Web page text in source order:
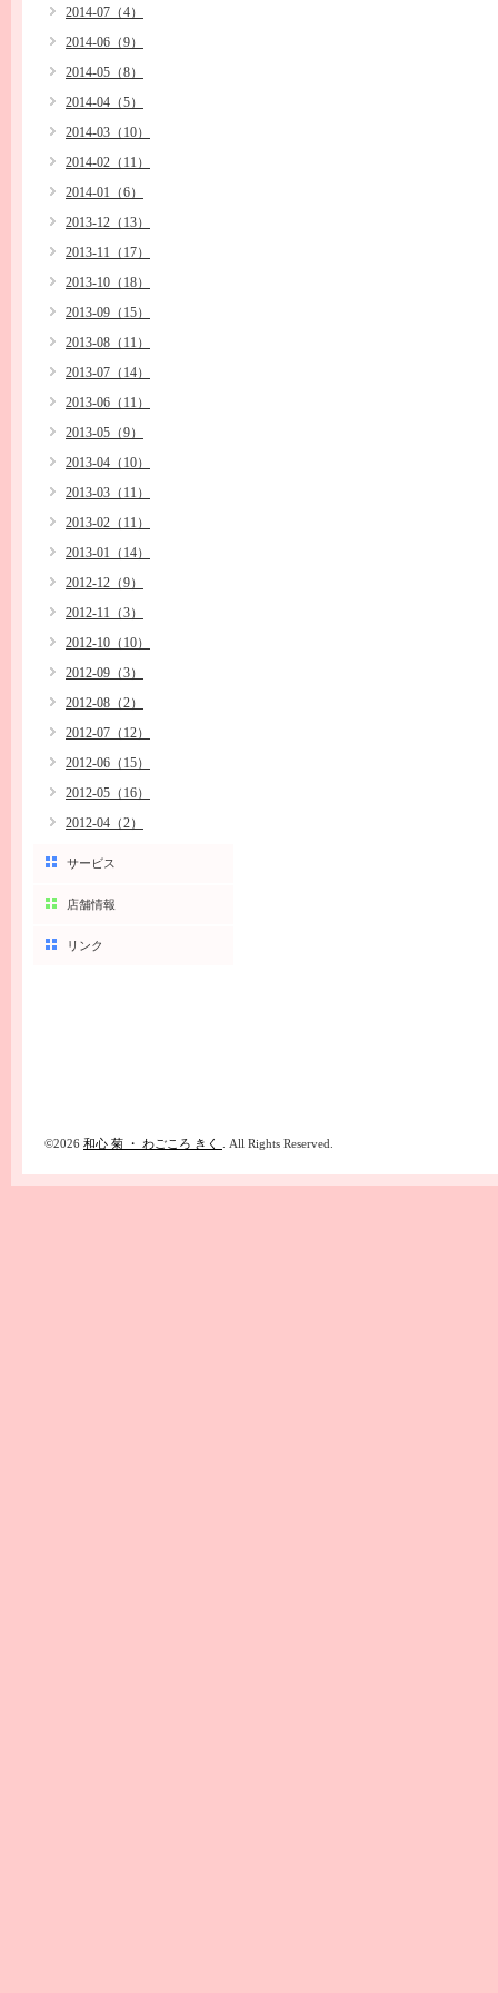
2014-07（4）
2014-06（9）
2014-05（8）
2014-04（5）
2014-03（10）
2014-02（11）
2014-01（6）
2013-12（13）
2013-11（17）
2013-10（18）
2013-09（15）
2013-08（11）
2013-07（14）
2013-06（11）
2013-05（9）
2013-04（10）
2013-03（11）
2013-02（11）
2013-01（14）
2012-12（9）
2012-11（3）
2012-10（10）
2012-09（3）
2012-08（2）
2012-07（12）
2012-06（15）
2012-05（16）
2012-04（2）
サービス
店舗情報
リンク
©2026 和心 菊 ・ わごころ きく . All Rights Reserved.